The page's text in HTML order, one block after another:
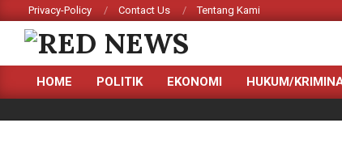
content
Privacy-Policy Contact Us Tentang Kami
RED
NEWS
Primary
HOME POLITIK EKONOMI HUKUM/